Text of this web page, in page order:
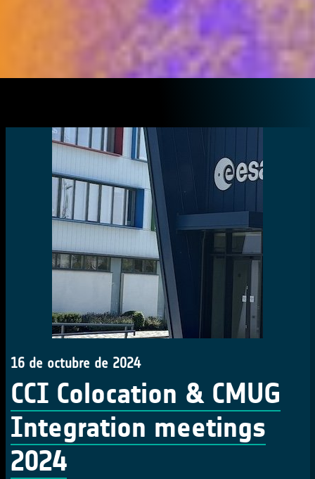
16 de octubre de 2024
CCI Colocation & CMUG
Integration meetings
2024